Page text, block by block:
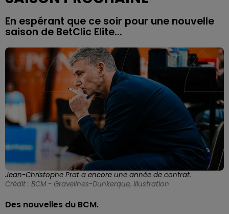
En espérant que ce soir pour une nouvelle
saison de BetClic Elite...
Jean-Christophe Prat a encore une année de contrat.
Crédit : BCM - Gravelines-Dunkerque, illustration
Des nouvelles du BCM.